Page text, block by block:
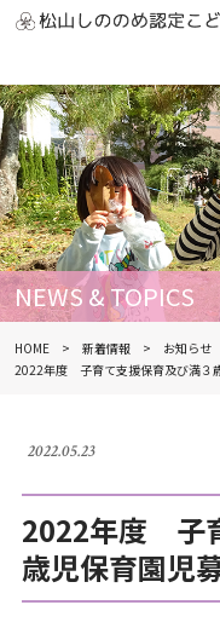
NEWS & TOPICS
HOME 新着情報
お知らせ
2022年度 子育て支援保育及び満３
2022.05.23
2022年度 子
歳児保育園児